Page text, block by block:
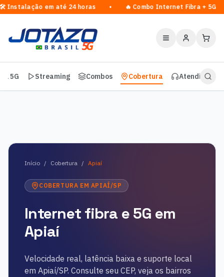
Instalação em até 24 horas • 🔥 Combo Internet Fibra
5G Streaming Combos Cobertura Atendimento
A Jotazo Telecom oferece internet fibra óptica de até 1
Início / Cobertura / Apiaí
COBERTURA EM APIAÍ/SP
Internet fibra e 5G em
Apiaí
Velocidade real, latência baixa e suporte local
em Apiaí/SP. Consulte seu CEP, veja os bairros